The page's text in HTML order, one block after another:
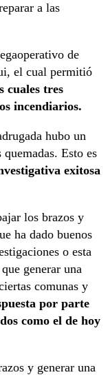
a las
de
el cual permitió
cuales tres
incendiarios.
hubo un
Esto es
exitosa
los brazos y
ha dado buenos
o esta
generar una
comunas y
por parte
como el de hoy
y generar una